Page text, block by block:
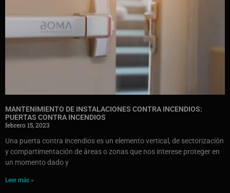
MANTENIMIENTO DE INSTALACIONES CONTRA INCENDIOS:
PUERTAS CONTRA INCENDIOS
febrero 15, 2023
Una puerta contra incendios es un elemento vertical, de sectorización
y compartimentación de áreas o zonas que nos interese proteger en
un momento dado y
Leer más »